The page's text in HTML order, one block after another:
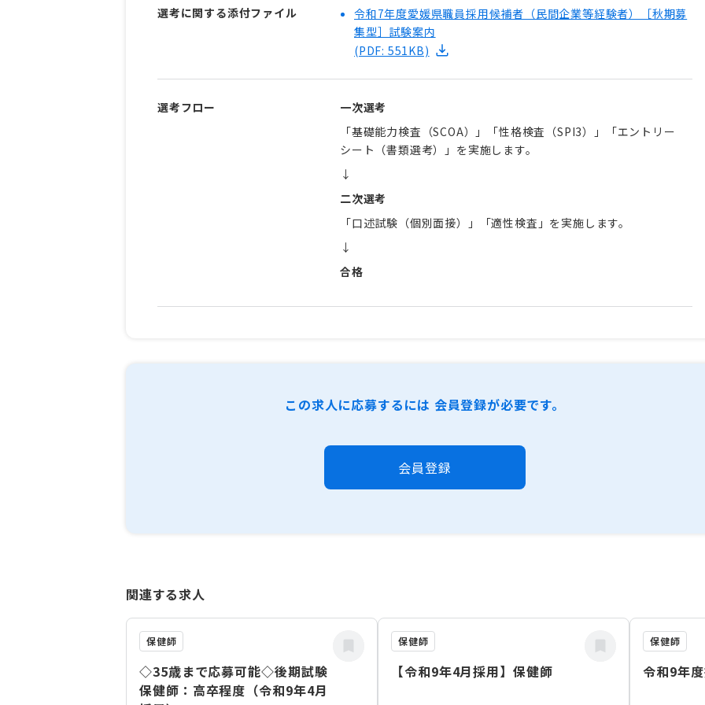
選考に関する添付ファイル
令和7年度愛媛県職員採用候補者（民間企業等経験者）［秋期募
集型］試験案内
(PDF: 551KB)
選考フロー
一次選考
「基礎能力検査（SCOA）」「性格検査（SPI3）」「エントリー
シート（書類選考）」を実施します。
↓
二次選考
「口述試験（個別面接）」「適性検査」を実施します。
↓
合格
この求人に応募するには 会員登録が必要です。
会員登録
関連する求人
保健師
◇35歳まで応募可能◇後期試験
保健師：高卒程度（令和9年4月
保健師
【令和9年4月採用】保健師
保健師
令和9年